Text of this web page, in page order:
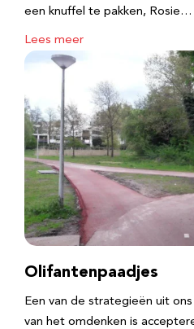
een knuffel te pakken, Rosie…
Lees meer
Olifantenpaadjes
Een van de strategieën uit
van het omdenken is